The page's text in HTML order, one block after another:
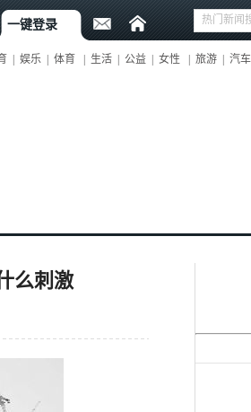
一键登录
娱乐 体育 生活 公益 女性 旅游 汽车
么刺激